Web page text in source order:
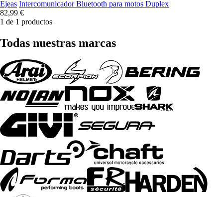
Ejeas Intercomunicador Bluetooth para motos Duplex
82,99 €
1 de 1 productos
Todas nuestras marcas